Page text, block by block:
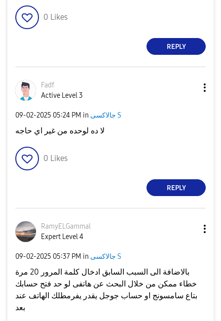
0 Likes
REPLY
Fadf
Active Level 3
‎09-02-2025 05:24 PM in جالاكسى S
لا ده لوحده من غير اي حاجه
0 Likes
REPLY
RamyELGammal
Expert Level 4
‎09-02-2025 05:37 PM in جالاكسى S
بالاضافة الى السبب السابق ادخال كلمة المرور 20 مرة
خطاء ممكن من خلال البحث عن هاتفى لو حد فتح حسابك
بتاع سامسونج او حساب جوجل يقدر يفرمطلك الهاتف عند
بعد